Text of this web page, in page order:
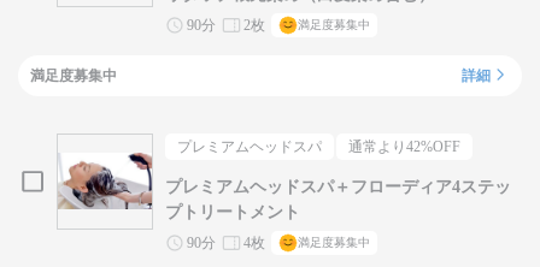
90分 2枚 満足度募集中
満足度募集中 詳細
プレミアムヘッドスパ 通常より 42%OFF
プレミアムヘッドスパ＋フローディア4ステッ
プトリートメント
90分 4枚 満足度募集中